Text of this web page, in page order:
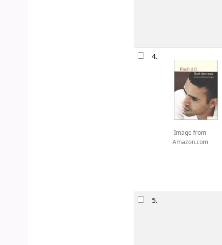
4.
Image from
Amazon.com
5.